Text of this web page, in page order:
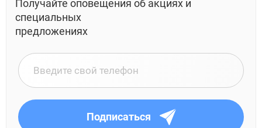
Получайте оповещения об акциях и
специальных
предложениях
Подписаться